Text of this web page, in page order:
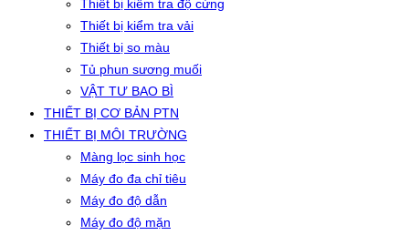
Thiết bị kiểm tra độ cứng
Thiết bị kiểm tra vải
Thiết bị so màu
Tủ phun sương muối
VẬT TƯ BAO BÌ
THIẾT BỊ CƠ BẢN PTN
THIẾT BỊ MÔI TRƯỜNG
Màng lọc sinh học
Máy đo đa chỉ tiêu
Máy đo độ dẫn
Máy đo độ mặn